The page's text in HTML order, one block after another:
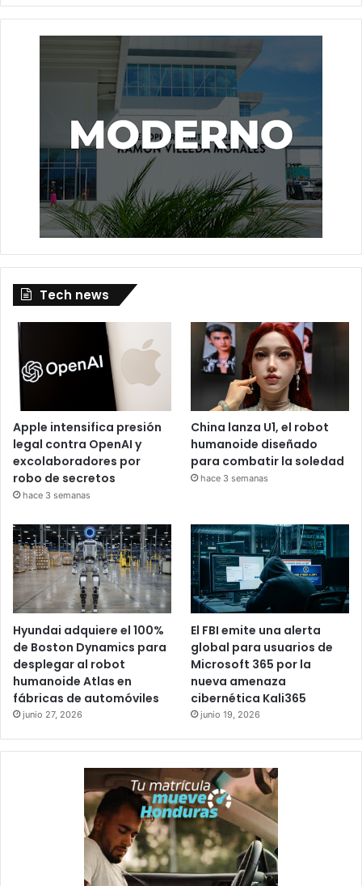
Tech news
Apple intensifica presión
legal contra OpenAI y
excolaboradores por
robo de secretos
hace 3 semanas
China lanza U1, el robot
humanoide diseñado
para combatir la soledad
hace 3 semanas
Hyundai adquiere el 100%
de Boston Dynamics para
desplegar al robot
humanoide Atlas en
fábricas de automóviles
junio 27, 2026
El FBI emite una alerta
global para usuarios de
Microsoft 365 por la
nueva amenaza
cibernética Kali365
junio 19, 2026